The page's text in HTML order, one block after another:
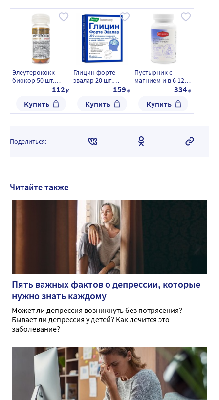
Элеутерококк
биокор 50 шт.
таблетки массой
112₽
Купить
Глицин форте
эвалар 20 шт.
массой 0,6 г
159₽
Купить
Пустырник с
магнием и в 6 120
334₽
Купить
Поделиться:
Читайте также
Пять важных фактов о депрессии, которые
нужно знать каждому
Может ли депрессия возникнуть без потрясения?
Бывает ли депрессия у детей? Как лечится это
заболевание?